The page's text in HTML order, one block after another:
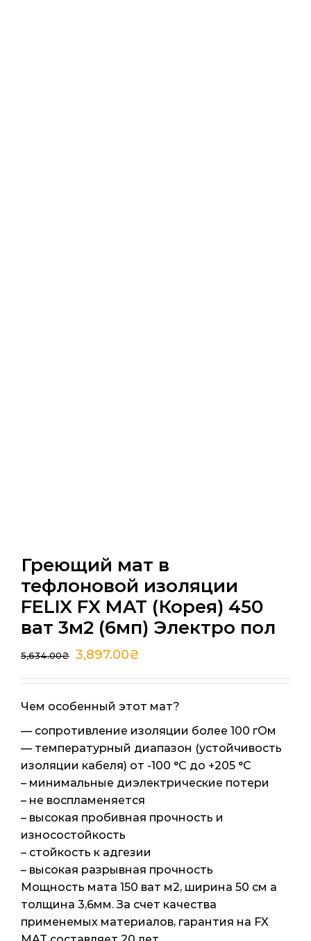
Греющий мат в
тефлоновой изоляции
FELIX FX MAT (Корея) 450
ват 3м2 (6мп) Электро пол
5,634.00₴ 3,897.00₴
Чем особенный этот мат?
— сопротивление изоляции более 100 гОм
— температурный диапазон (устойчивость
изоляции кабеля) от -100 °C до +205 °C
– минимальные диэлектрические потери
– не воспламеняется
– высокая пробивная прочность и
износостойкость
– стойкость к адгезии
– высокая разрывная прочность
Мощность мата 150 ват м2, ширина 50 см а
толщина 3,6мм. За счет качества
применемых материалов, гарантия на FX